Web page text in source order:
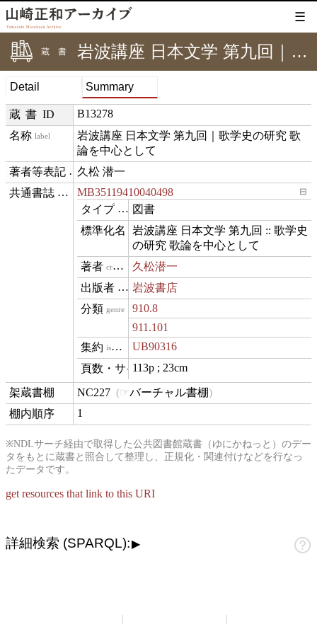
☰
蔵書 岩波講座 日本文学 第九回｜歌学史の研究 歌論を中心として
Detail Summary
蔵書ID B13278
label
岩波講座 日本文学 第九回｜歌学史の研究 歌
論を中心として
creditText
久松 潜一
exemplarOfMB35119410040498 ⊟
type 図書
name
岩波講座 日本文学 第九回 :: 歌学史
の研究 歌論を中心として
creator 久松潜一
publisher岩波書店
genre
910.8
911.101
isVariantOf UB90316
materialExtent
113p ; 23cm
contentLocation
NC227 バーチャル書棚
1
※NDLサーチ経由で取得した公共図書館蔵書（ゆにかねっと）のデー
タをもとに蔵書と照合して整理し、正規化・関連付けなどを行なっ
たデータです。
get resources that link to this URI
詳細検索 (SPARQL):▶